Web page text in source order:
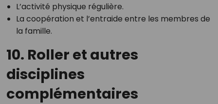
L’activité physique régulière.
La coopération et l’entraide entre les membres de
la famille.
10. Roller et autres
disciplines
complémentaires